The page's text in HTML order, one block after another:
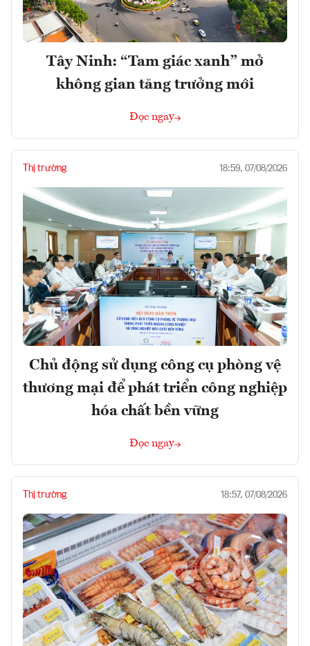
Tây Ninh: “Tam giác xanh” mở
không gian tăng trưởng mới
Đọc ngay
Thị trường 18:59, 07/08/2026
Chủ động sử dụng công cụ phòng vệ
thương mại để phát triển công nghiệp
hóa chất bền vững
Đọc ngay
Thị trường 18:57, 07/08/2026